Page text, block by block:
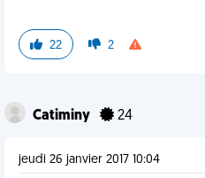
22 2
Catiminy 24
jeudi 26 janvier 2017 10:04